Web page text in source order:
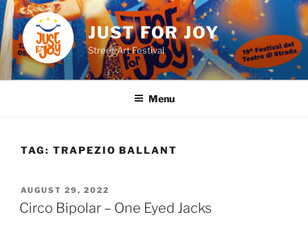
Skip
to
content
JUST FOR JOY
Street Art Festival
Menu
TAG: TRAPEZIO BALLANT
POSTED
ON
AUGUST 29, 2022
Circo Bipolar – One Eyed Jacks